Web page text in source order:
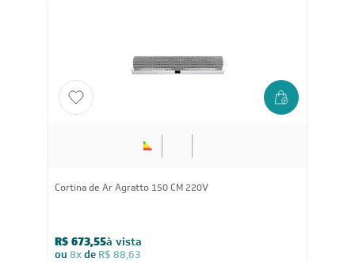
Cortina de Ar Agratto 150 CM 220V
R$ 673,55à vista
ou 8xde R$ 88,63